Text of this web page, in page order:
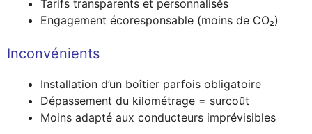
Tarifs transparents et personnalisés
Engagement écoresponsable (moins de CO₂)
Inconvénients
Installation d’un boîtier parfois obligatoire
Dépassement du kilométrage = surcoût
Moins adapté aux conducteurs imprévisibles